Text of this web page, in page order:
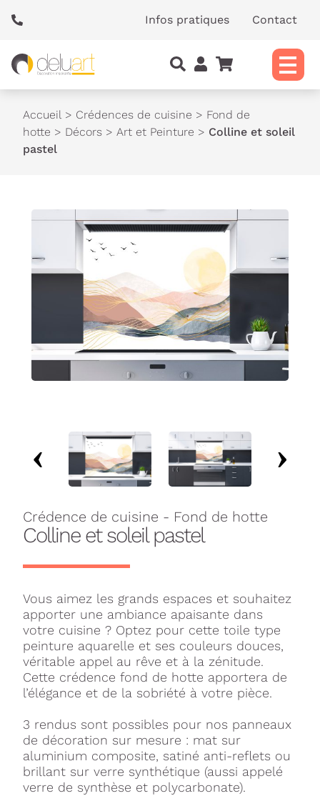
Infos pratiques Contact
Accueil > Crédences de cuisine > Fond de
hotte > Décors > Art et Peinture > Colline et soleil
pastel
Crédence de cuisine - Fond de hotte
Colline et soleil pastel
Vous aimez les grands espaces et souhaitez
apporter une ambiance apaisante dans
votre cuisine ? Optez pour cette toile type
peinture aquarelle et ses couleurs douces,
véritable appel au rêve et à la zénitude.
Cette crédence fond de hotte apportera de
l’élégance et de la sobriété à votre pièce.
3 rendus sont possibles pour nos panneaux
de décoration sur mesure : mat sur
aluminium composite, satiné anti-reflets ou
brillant sur verre synthétique (aussi appelé
verre de synthèse et polycarbonate).